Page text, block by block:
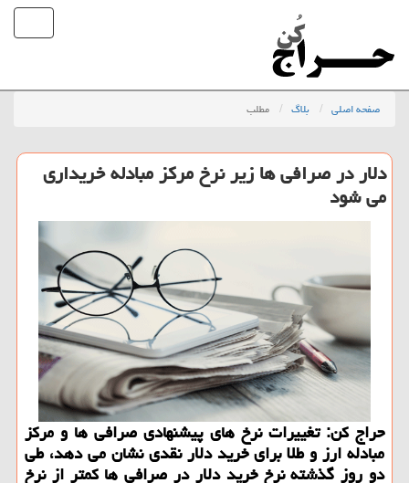
صفحه اصلی بلاگ مطلب
دلار در صرافی ها زیر نرخ مرکز مبادله خریداری
می شود
حراج کن: تغییرات نرخ های پیشنهادی صرافی ها و مرکز
مبادله ارز و طلا برای خرید دلار نقدی نشان می دهد، طی
دو روز گذشته نرخ خرید دلار در صرافی ها کمتر از نرخ